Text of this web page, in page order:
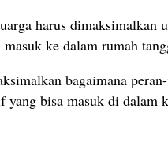
harus dimaksimalkan
ke dalam rumah
bagaimana
bisa masuk di dalam